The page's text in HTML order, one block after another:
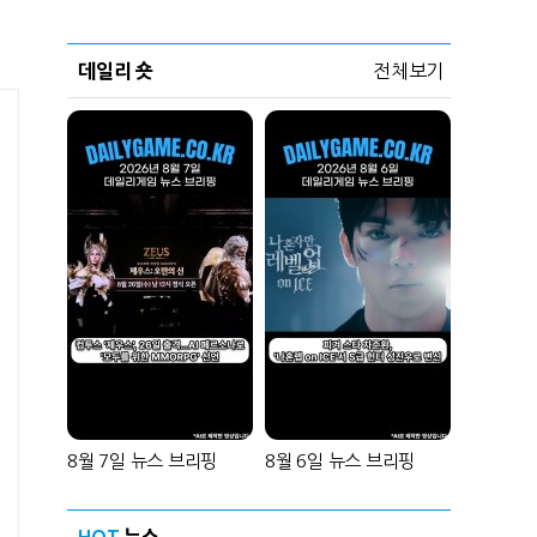
데일리 숏 전체보기
8월 7일 뉴스 브리핑 8월 6일 뉴스 브리핑